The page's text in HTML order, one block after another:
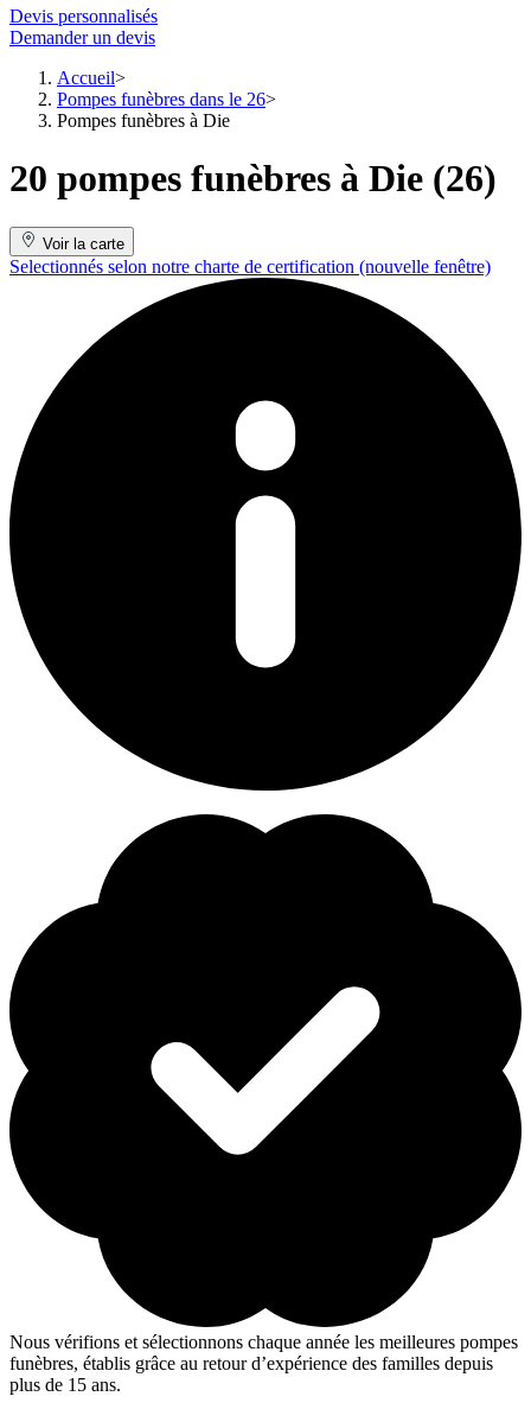
Devis personnalisés
Demander un devis
Accueil
Pompes funèbres dans le 26
Pompes funèbres à Die
20 pompes funèbres à Die (26)
Voir la carte
Selectionnés selon notre charte de certification (nouvelle fenêtre)
Nous vérifions et sélectionnons chaque année les meilleures pompes
funèbres, établis grâce au retour d’expérience des familles depuis
plus de 15 ans.